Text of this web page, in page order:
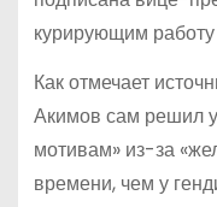
курирующим работу
Как отмечает
Акимов сам решил
мотивам» из-за
времени, чем у